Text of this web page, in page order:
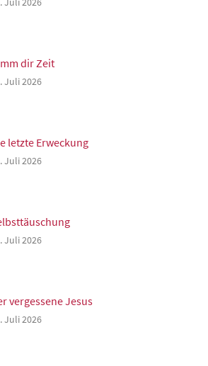
dir Zeit
Juli 2026
letzte Erweckung
Juli 2026
Juli 2026
vergessene Jesus
Juli 2026